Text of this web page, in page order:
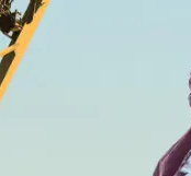
Panneau de gestion des